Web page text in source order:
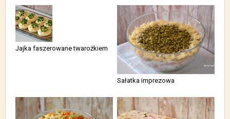
Jajka faszerowane twarożkiem
Sałatka imprezowa